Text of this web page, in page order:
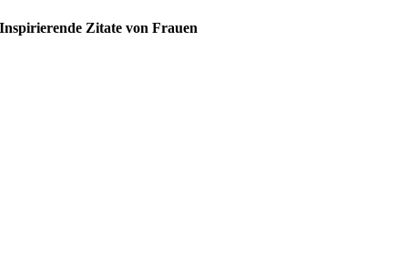
Inspirierende Zitate von Frauen